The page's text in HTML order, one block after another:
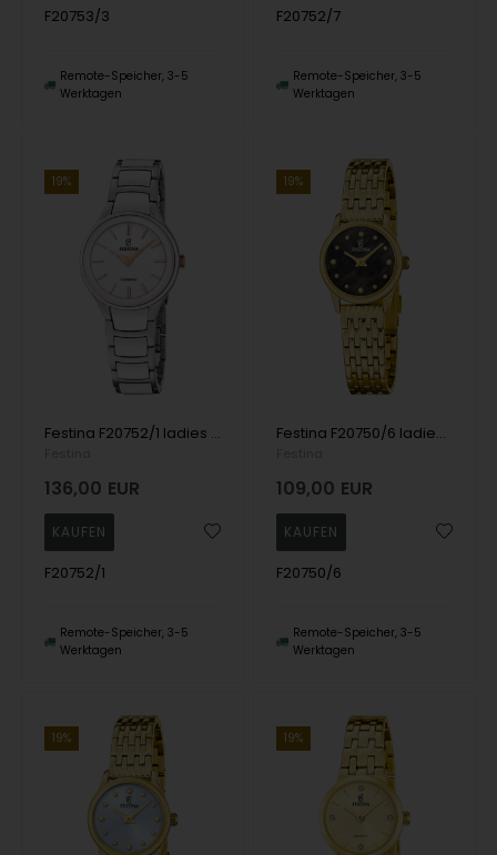
F20753/3
Remote-Speicher, 3-5
Werktagen
F20752/7
Remote-Speicher, 3-5
Werktagen
19%
Festina F20752/1 ladies watch Ceramic 31mm 5ATM
136,00 EUR
F20752/1
Remote-Speicher, 3-5
Werktagen
19%
Festina F20750/6 ladies watch Mademoiselle 23mm 5ATM
109,00 EUR
F20750/6
Remote-Speicher, 3-5
Werktagen
19% 19%